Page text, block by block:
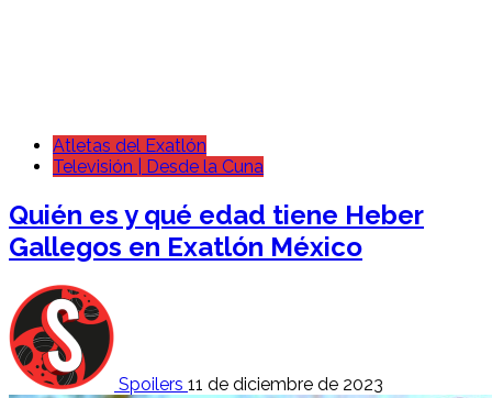
Atletas del Exatlón
Televisión | Desde la Cuna
Quién es y qué edad tiene Heber
Gallegos en Exatlón México
Spoilers 11 de diciembre de 2023